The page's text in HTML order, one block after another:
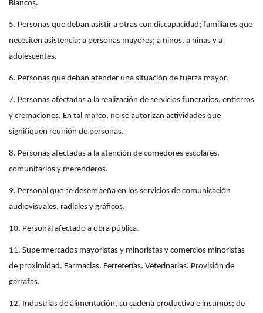
Blancos.
5. Personas que deban asistir a otras con discapacidad; familiares que
necesiten asistencia; a personas mayores; a niños, a niñas y a
adolescentes.
6. Personas que deban atender una situación de fuerza mayor.
7. Personas afectadas a la realización de servicios funerarios, entierros
y cremaciones. En tal marco, no se autorizan actividades que
signifiquen reunión de personas.
8. Personas afectadas a la atención de comedores escolares,
comunitarios y merenderos.
9. Personal que se desempeña en los servicios de comunicación
audiovisuales, radiales y gráficos.
10. Personal afectado a obra pública.
11. Supermercados mayoristas y minoristas y comercios minoristas
de proximidad. Farmacias. Ferreterías. Veterinarias. Provisión de
garrafas.
12. Industrias de alimentación, su cadena productiva e insumos; de